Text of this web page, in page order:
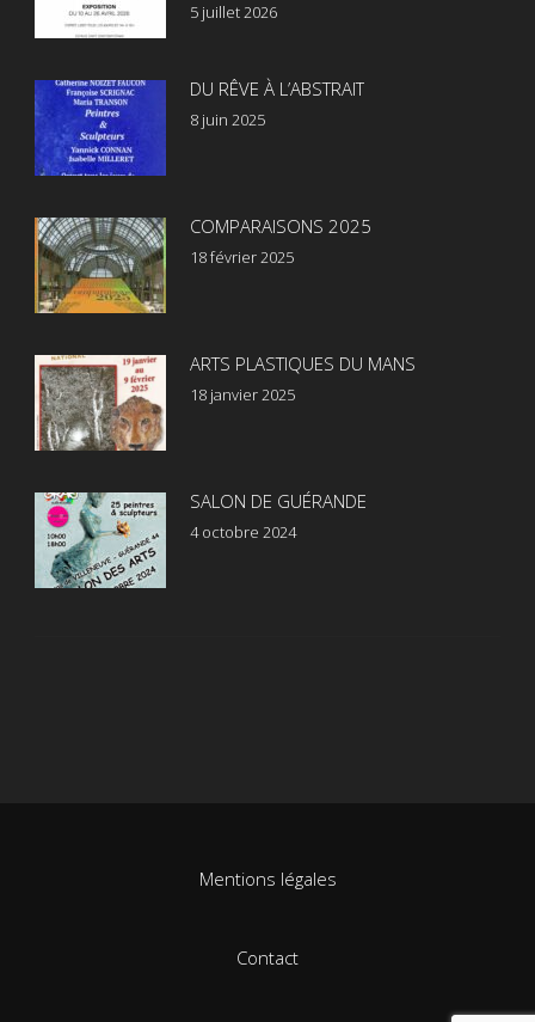
5 juillet 2026
DU RÊVE À L’ABSTRAIT
8 juin 2025
COMPARAISONS 2025
18 février 2025
ARTS PLASTIQUES DU MANS
18 janvier 2025
SALON DE GUÉRANDE
4 octobre 2024
Mentions légales
Contact